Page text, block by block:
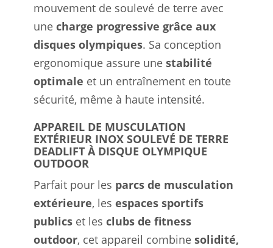
mouvement de soulevé de terre avec
une charge progressive grâce aux
disques olympiques. Sa conception
ergonomique assure une stabilité
optimale et un entraînement en toute
sécurité, même à haute intensité.
APPAREIL DE MUSCULATION
EXTÉRIEUR INOX SOULEVÉ DE TERRE
DEADLIFT À DISQUE OLYMPIQUE
OUTDOOR
Parfait pour les parcs de musculation
extérieure, les espaces sportifs
publics et les clubs de fitness
outdoor, cet appareil combine solidité,